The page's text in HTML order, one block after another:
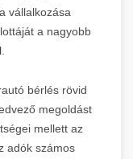
vállalkozása
a nagyobb
bérlés rövid
megoldást
mellett az
adók számos